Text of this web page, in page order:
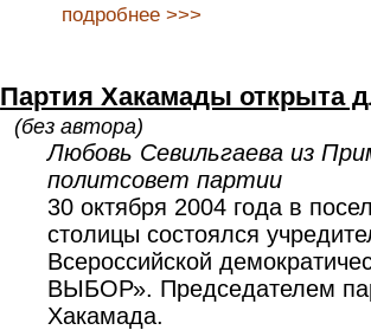
подробнее >>>
Партия Хакамады открыта
(без автора)
Любовь Севильгаева из
политсовет партии
30 октября 2004 года в
столицы состоялся
Всероссийской
ВЫБОР». Председателем
Хакамада.